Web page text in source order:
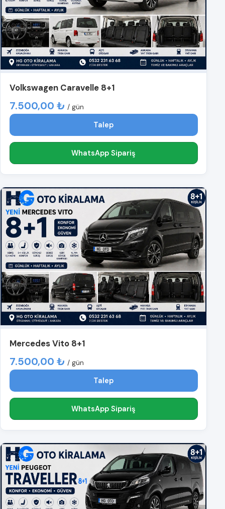
Volkswagen Caravelle 8+1
7.500,00 ₺ / gün
Talep
WhatsApp Sipariş
Mercedes Vito 8+1
7.500,00 ₺ / gün
Talep
WhatsApp Sipariş